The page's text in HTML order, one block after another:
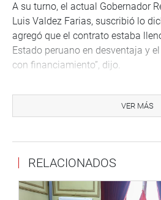
A su turno, el actual Gobernador
Luis Valdez Farias, suscribió lo
agregó que el contrato estaba
Estado peruano en desventaja y
con financiamiento”, dijo.
del contrato de concesión del
lo cual fue citado, César Acuña,
este grupo de trabajo.
Previamente, esta comisión
VER MÁS
RELACIONADOS